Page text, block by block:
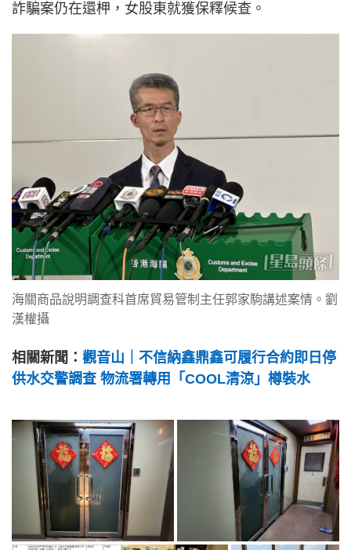
詐騙案仍在還柙，女股東就獲保釋候查。
海關商品說明調查科首席貿易管制主任郭家駒講述案情。劉
漢權攝
相關新聞： 觀音山｜不信納鑫鼎鑫可履行合約即日停
供水交警調查 物流署轉用「COOL清涼」樽裝水